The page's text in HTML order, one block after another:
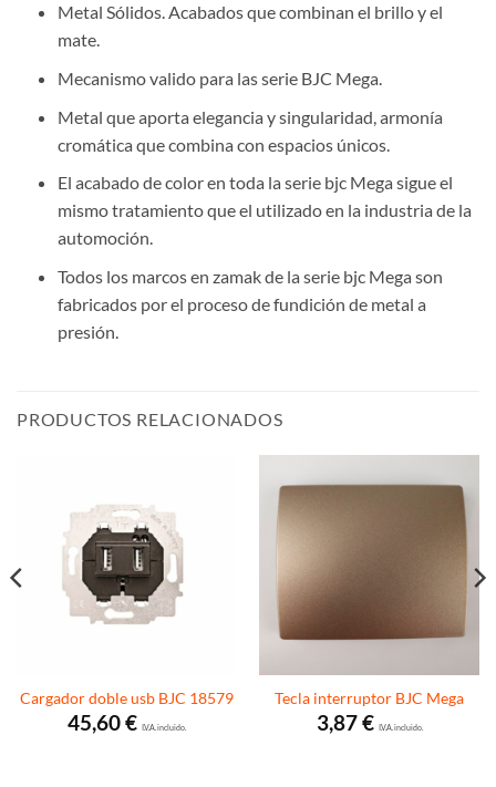
Metal Sólidos. Acabados que combinan el brillo y el
mate.
Mecanismo valido para las serie BJC Mega.
Metal que aporta elegancia y singularidad, armonía
cromática que combina con espacios únicos.
El acabado de color en toda la serie bjc Mega sigue el
mismo tratamiento que el utilizado en la industria de la
automoción.
Todos los marcos en zamak de la serie bjc Mega son
fabricados por el proceso de fundición de metal a
presión.
PRODUCTOS RELACIONADOS
Cargador doble usb BJC 18579
45,60€ I.V.A. incluido.
Tecla interruptor BJC Mega
3,87€I.V.A. incluido.